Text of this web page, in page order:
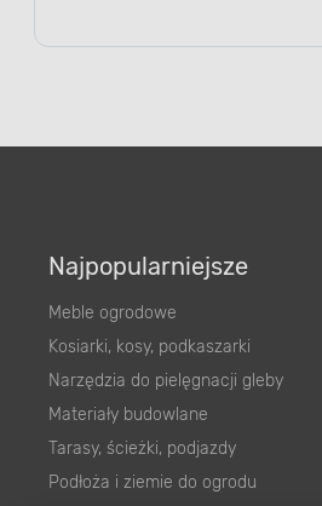
Najpopularniejsze
Meble ogrodowe
Kosiarki, kosy, podkaszarki
Narzędzia do pielęgnacji gleby
Materiały budowlane
Tarasy, ścieżki, podjazdy
Podłoża i ziemie do ogrodu